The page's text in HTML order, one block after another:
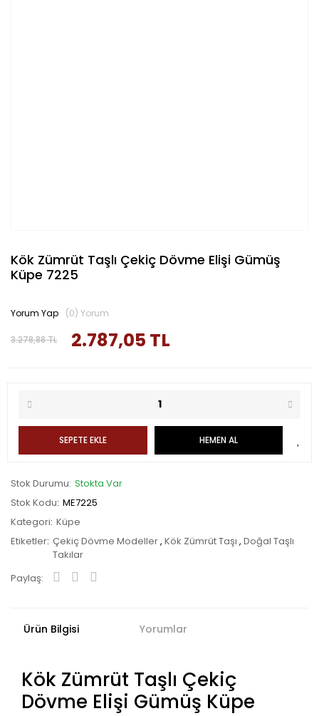
Kök Zümrüt Taşlı Çekiç Dövme Elişi Gümüş
Küpe 7225
3.278,88 TL 2.787,05 TL
Yorum Yap (0) Yorum
SEPETE EKLE HEMEN AL
Stok Durumu Stokta Var
Stok Kodu ME7225
Kategori Küpe
Etiketler Çekiç Dövme Modeller, Kök Zümrüt Taşı , Doğal Taşlı
Takılar
Paylaş:
Ürün Bilgisi Yorumlar
Kök Zümrüt Taşlı Çekiç
Dövme Elişi Gümüş Küpe